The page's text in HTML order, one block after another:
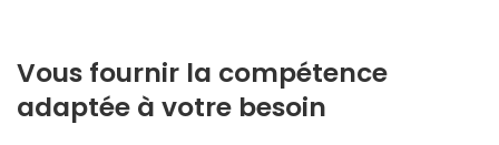
Vous fournir la compétence
adaptée à votre besoin